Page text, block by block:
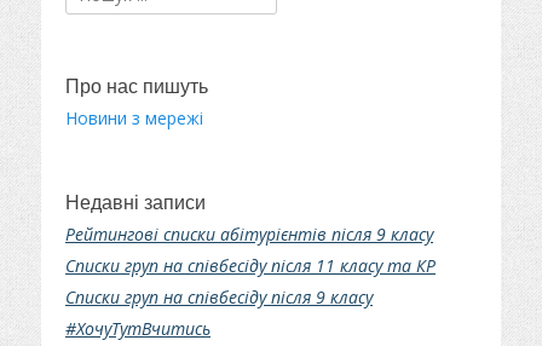
Про нас пишуть
Новини з мережі
Недавні записи
Рейтингові списки абітурієнтів після 9 класу
Списки груп на співбесіду після 11 класу та КР
Списки груп на співбесіду після 9 класу
#ХочуТутВчитись